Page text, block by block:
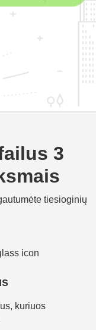
3
tiesioginių
kuriuos